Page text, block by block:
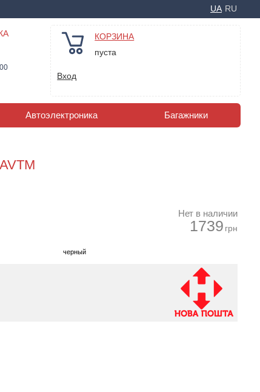
UA RU
КОРЗИНА
пуста
Вход
Автоэлектроника Багажники
черный
Нет в наличии
1739 грн